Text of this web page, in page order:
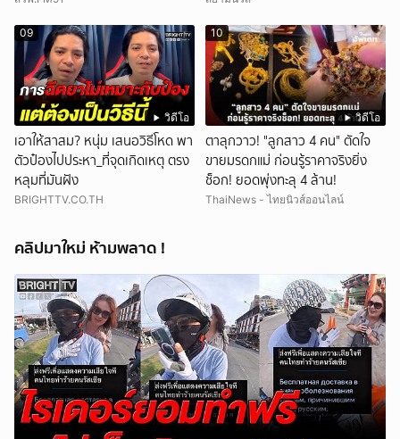
วิดีโอ
09
เอาให้สาสม? หนุ่ม เสนอวิธีโหด พา
ตัวป๋องไปประหา_ที่จุดเกิดเหตุ ตรง
หลุมที่มันฝัง
BRIGHTTV.CO.TH
วิดีโอ
10
ตาลุกวาว! "ลูกสาว 4 คน" ตัดใจ
ขายมรดกแม่ ก่อนรู้ราคาจริงยิ่ง
ช็อก! ยอดพุ่งทะลุ 4 ล้าน!
ThaiNews - ไทยนิวส์ออนไลน์
คลิปมาใหม่ ห้ามพลาด !